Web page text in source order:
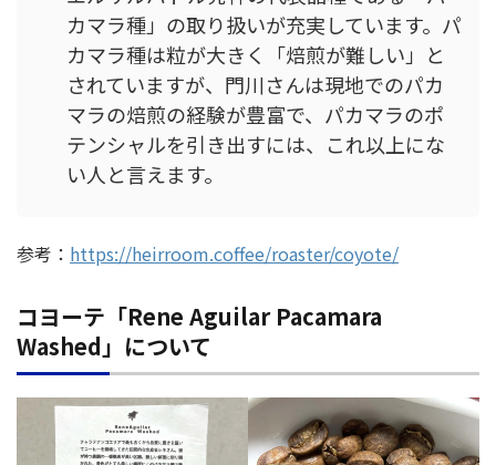
カマラ種」の取り扱いが充実しています。パ
カマラ種は粒が大きく「焙煎が難しい」と
されていますが、門川さんは現地でのパカ
マラの焙煎の経験が豊富で、パカマラのポ
テンシャルを引き出すには、これ以上にな
い人と言えます。
参考： https://heirroom.coffee/roaster/coyote/
コヨーテ「Rene Aguilar Pacamara
Washed」について